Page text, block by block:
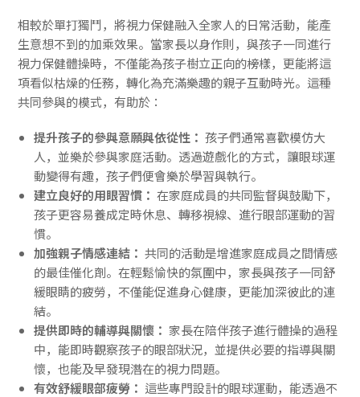
相較於單打獨鬥，將視力保健融入全家人的日常活動，能產
生意想不到的加乘效果。當家長以身作則，與孩子一同進行
視力保健體操時，不僅能為孩子樹立正向的榜樣，更能將這
項看似枯燥的任務，轉化為充滿樂趣的親子互動時光。這種
共同參與的模式，有助於：
提升孩子的參與意願與依從性： 孩子們通常喜歡模仿大
人，並樂於參與家庭活動。透過遊戲化的方式，讓眼球運
動變得有趣，孩子們便會樂於學習與執行。
建立良好的用眼習慣： 在家庭成員的共同監督與鼓勵下，
孩子更容易養成定時休息、轉移視線、進行眼部運動的習
慣。
加強親子情感連結： 共同的活動是增進家庭成員之間情感
的最佳催化劑。在輕鬆愉快的氛圍中，家長與孩子一同舒
緩眼睛的疲勞，不僅能促進身心健康，更能加深彼此的連
結。
提供即時的輔導與關懷： 家長在陪伴孩子進行體操的過程
中，能即時觀察孩子的眼部狀況，並提供必要的指導與關
懷，也能及早發現潛在的視力問題。
有效舒緩眼部疲勞： 這些專門設計的眼球運動，能透過不